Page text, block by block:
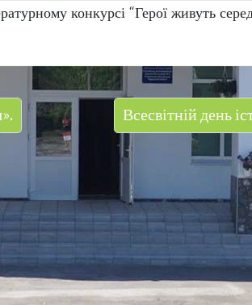
конкурсі “Герої живуть
Всесвітній день